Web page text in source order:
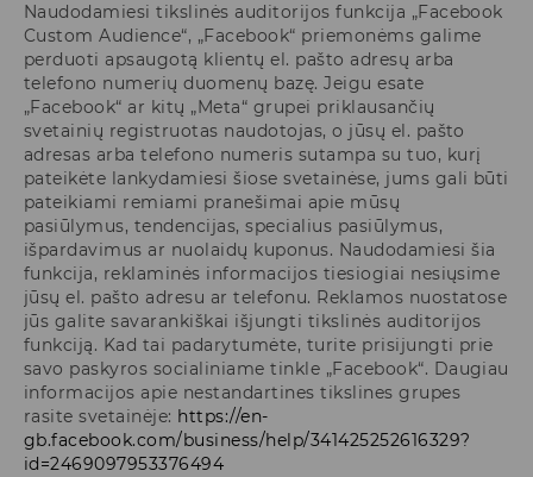
Naudodamiesi tikslinės auditorijos funkcija „Facebook
Custom Audience“, „Facebook“ priemonėms galime
perduoti apsaugotą klientų el. pašto adresų arba
telefono numerių duomenų bazę. Jeigu esate
„Facebook“ ar kitų „Meta“ grupei priklausančių
svetainių registruotas naudotojas, o jūsų el. pašto
adresas arba telefono numeris sutampa su tuo, kurį
pateikėte lankydamiesi šiose svetainėse, jums gali būti
pateikiami remiami pranešimai apie mūsų
pasiūlymus, tendencijas, specialius pasiūlymus,
išpardavimus ar nuolaidų kuponus. Naudodamiesi šia
funkcija, reklaminės informacijos tiesiogiai nesiųsime
jūsų el. pašto adresu ar telefonu. Reklamos nuostatose
jūs galite savarankiškai išjungti tikslinės auditorijos
funkciją. Kad tai padarytumėte, turite prisijungti prie
savo paskyros socialiniame tinkle „Facebook“. Daugiau
informacijos apie nestandartines tikslines grupes
rasite svetainėje: https://en-
gb.facebook.com/business/help/341425252616329?
id=2469097953376494